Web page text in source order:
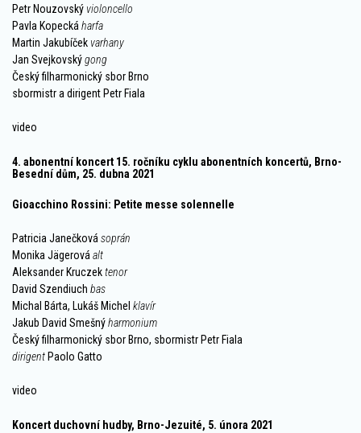
Petr Nouzovský violoncello
Pavla Kopeckáharfa
Martin Jakubíček varhany
Jan Svejkovskýgong
Český filharmonický sbor Brno
sbormistr a dirigent Petr Fiala
video
4. abonentní koncert 15. ročníku cyklu abonentních koncertů, Brno-
Besední dům, 25. dubna 2021
Gioacchino Rossini: Petite messe solennelle
Patricia Janečkovásoprán
Monika Jägerováalt
Aleksander Kruczektenor
David Szendiuch bas
Michal Bárta, Lukáš Michel klavír
Jakub David Smešnýharmonium
Český filharmonický sbor Brno, sbormistr Petr Fiala
dirigent Paolo Gatto
video
Koncert duchovní hudby, Brno-Jezuité, 5. února 2021